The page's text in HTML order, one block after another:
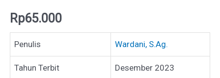
Rp65.000
Penulis Wardani, S.Ag.
Tahun Terbit Desember 2023